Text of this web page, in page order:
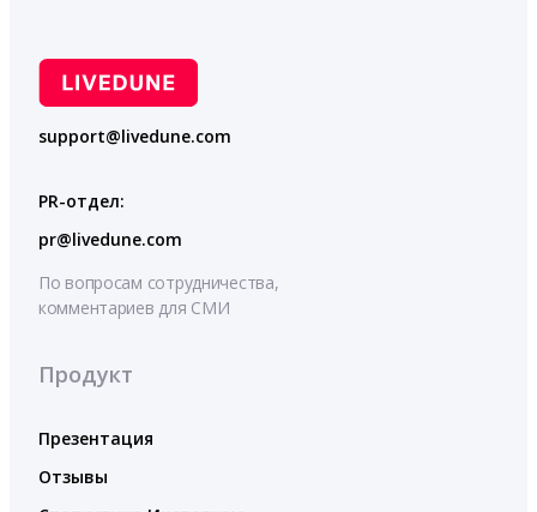
support@livedune.com
PR-отдел:
pr@livedune.com
По вопросам сотрудничества,
комментариев для СМИ
Продукт
Презентация
Отзывы